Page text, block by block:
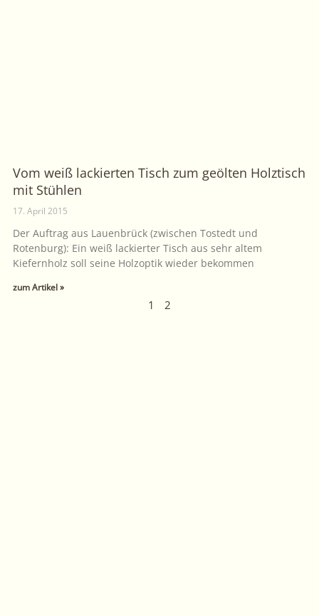
Vom weiß lackierten Tisch zum geölten Holztisch
mit Stühlen
17. April 2015
Der Auftrag aus Lauenbrück (zwischen Tostedt und
Rotenburg): Ein weiß lackierter Tisch aus sehr altem
Kiefernholz soll seine Holzoptik wieder bekommen
zum Artikel »
1 2